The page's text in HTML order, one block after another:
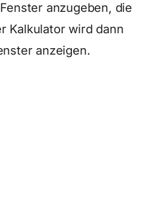
anzugeben, die
Kalkulator wird dann
anzeigen.